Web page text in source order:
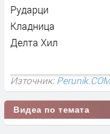
Рударци
Кладница
Делта Хил
Източник:Perunik.COM
Видеа по темата